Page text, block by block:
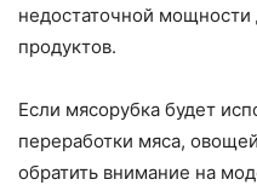
недостаточной мощности
продуктов.
Если мясорубка будет
переработки мяса,
обратить внимание на